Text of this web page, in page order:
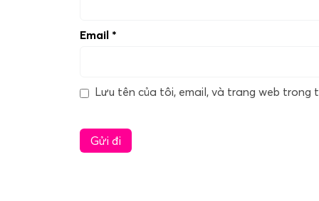
Email *
Lưu tên của tôi, email, và trang web trong